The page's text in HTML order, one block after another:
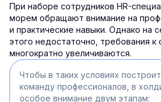
При наборе сотрудников HR-
морем обращают внимание на
и практические навыки. Однако на
этого недостаточно, требования к
многократно увеличиваются.
Чтобы в таких условиях
команду профессионалов, в
особое внимание двум этапам: